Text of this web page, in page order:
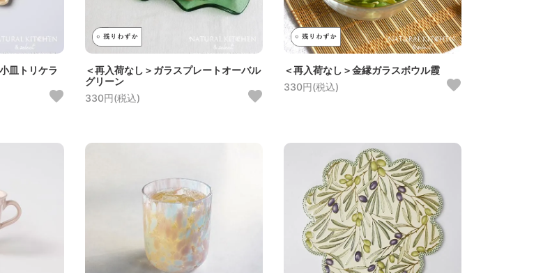
皿トリケラ
＜再入荷なし＞ガラスプレートオーバル
グリーン
330円(税込)
＜再入荷なし＞金縁ガラスボウル霞
330円(税込)